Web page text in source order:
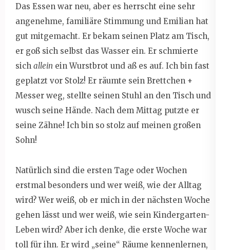
Das Essen war neu, aber es herrscht eine sehr
angenehme, familiäre Stimmung und Emilian hat
gut mitgemacht. Er bekam seinen Platz am Tisch,
er goß sich selbst das Wasser ein. Er schmierte
sich allein ein Wurstbrot und aß es auf. Ich bin fast
geplatzt vor Stolz! Er räumte sein Brettchen +
Messer weg, stellte seinen Stuhl an den Tisch und
wusch seine Hände. Nach dem Mittag putzte er
seine Zähne! Ich bin so stolz auf meinen großen
Sohn!
Natürlich sind die ersten Tage oder Wochen
erstmal besonders und wer weiß, wie der Alltag
wird? Wer weiß, ob er mich in der nächsten Woche
gehen lässt und wer weiß, wie sein Kindergarten-
Leben wird? Aber ich denke, die erste Woche war
toll für ihn. Er wird „seine“ Räume kennenlernen,